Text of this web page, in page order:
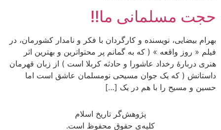
حجت مسلمانی ما!!
بهرام بیضایی، نویسنده و کارگردان با فکر و نامدار کشورمان، در
فیلم « روز واقعه » ( که به گمانم پر محتواترین و بهترین اثر
هنری دربارهٔ رخداد عاشورا و حادثه کربلا است ) از زبان قهرمان
داستانش ( که یک جوان مسیحی نومسلمان عاشق است اما
حسین و مسیح را با هم در یک […]
پژوهش‌گر تاریخ اسلام
کلیه‌ی حقوق محفوظ است.